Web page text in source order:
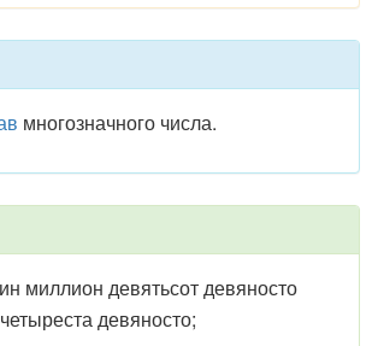
многозначного числа.
миллион девятьсот девяносто
девяносто;